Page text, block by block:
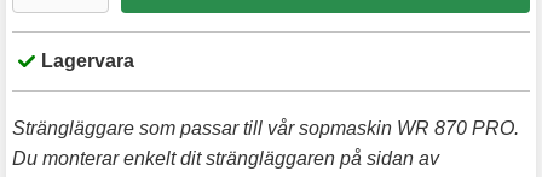
Lagervara
Strängläggare som passar till vår sopmaskin WR 870 PRO.
Du monterar enkelt dit strängläggaren på sidan av